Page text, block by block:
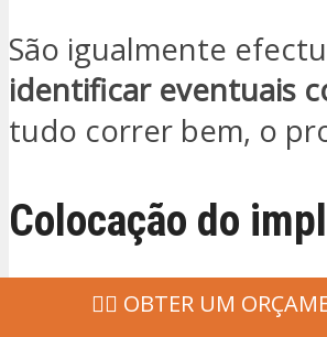
São igualmente
identificar eventuais
tudo correr bem, o
Colocação do
A cirurgia de
‍👩‍⚕ OBTER UM